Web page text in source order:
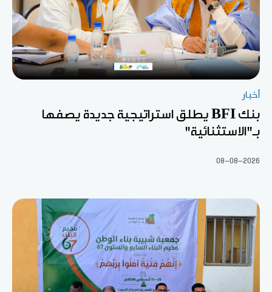
أخبار
بنك BFI يطلق استراتيجية جديدة يصفها
بـ"الاستثنائية"
08-08-2026